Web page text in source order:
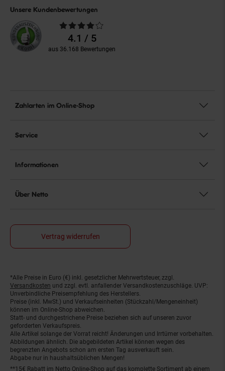
Unsere Kundenbewertungen
Durchschnittliche
Bewertungen4.1 / 5
aus 36.168 Bewertungen
Zahlarten im Online-Shop
Service
Informationen
Über Netto
Vertrag widerrufen
Fußnoten
*Alle Preise in Euro (€) inkl. gesetzlicher Mehrwertsteuer, zzgl.
Versandkosten und zzgl. evtl. anfallender Versandkostenzuschläge. UVP:
Unverbindliche Preisempfehlung des Herstellers.
Preise (inkl. MwSt.) und Verkaufseinheiten (Stückzahl/Mengeneinheit)
können im Online-Shop abweichen.
Statt- und durchgestrichene Preise beziehen sich auf unseren zuvor
geforderten Verkaufspreis.
Alle Artikel solange der Vorrat reicht! Änderungen und Irrtümer vorbehalten.
Abbildungen ähnlich. Die abgebildeten Artikel können wegen des
begrenzten Angebots schon am ersten Tag ausverkauft sein.
Abgabe nur in haushaltsüblichen Mengen!
**15€ Rabatt im Netto Online-Shop auf das komplette Sortiment ab einem